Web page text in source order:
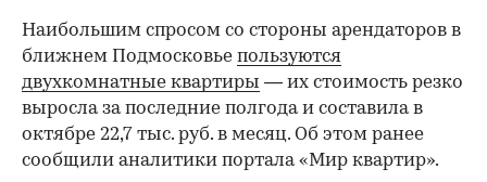
Наибольшим спросом со стороны арендаторов в
ближнем Подмосковье пользуются
двухкомнатные квартиры — их стоимость резко
выросла за последние полгода и составила в
октябре 22,7 тыс. руб. в месяц. Об этом ранее
сообщили аналитики портала «Мир квартир».